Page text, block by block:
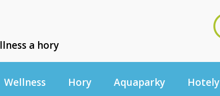
a hory
Wellness Hory Aquaparky Hotely